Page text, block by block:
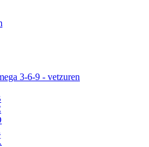
3-6-9 - vetzuren